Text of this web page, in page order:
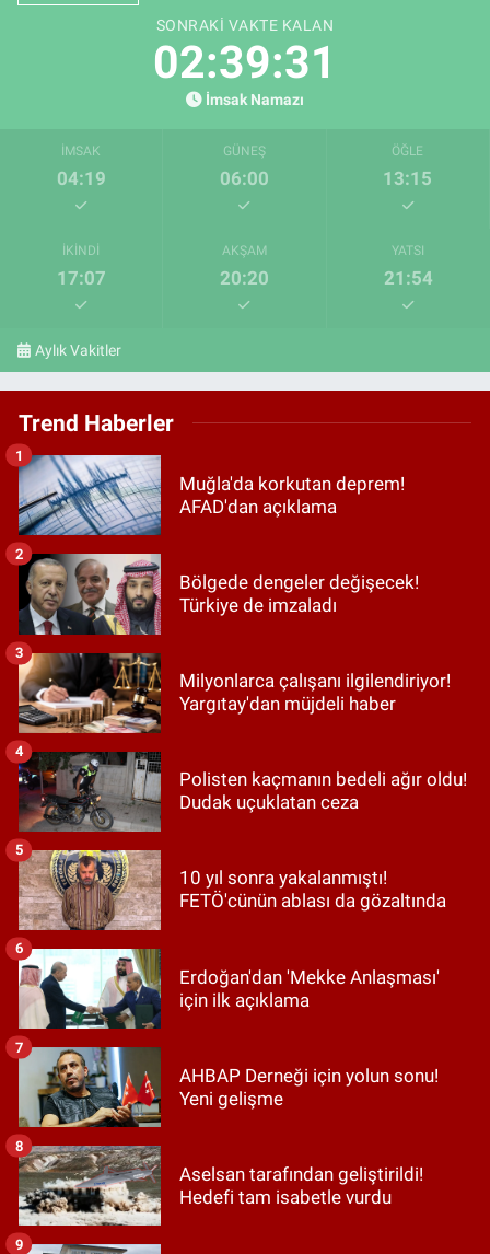
SONRAKI VAKTE KALAN
02:39:31
İmsak Namazı
İMSAK
04:19
GÜNEŞ
06:00
ÖĞLE
13:15
İKINDI
17:07
AKŞAM
20:20
YATSI
21:54
Aylık Vakitler
Trend Haberler
Muğla'da korkutan deprem!
AFAD'dan açıklama
1
Bölgede dengeler değişecek!
Türkiye de imzaladı
2
Milyonlarca çalışanı ilgilendiriyor!
Yargıtay'dan müjdeli haber
3
Polisten kaçmanın bedeli ağır oldu!
Dudak uçuklatan ceza
4
10 yıl sonra yakalanmıştı!
FETÖ'cünün ablası da gözaltında
5
Erdoğan'dan 'Mekke Anlaşması'
için ilk açıklama
6
AHBAP Derneği için yolun sonu!
Yeni gelişme
7
Aselsan tarafından geliştirildi!
Hedefi tam isabetle vurdu
8
9